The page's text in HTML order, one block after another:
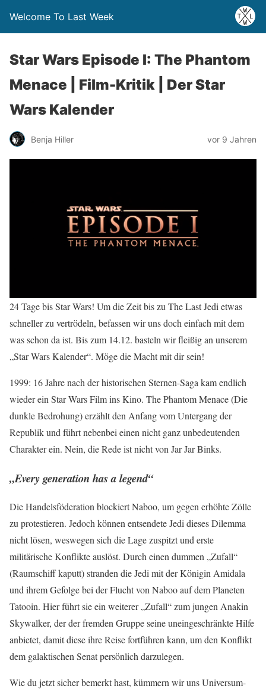
Welcome To Last Week
Star Wars Episode I: The Phantom
Menace | Film-Kritik | Der Star
Wars Kalender
Benja Hiller vor 9 Jahren
24 Tage bis Star Wars! Um die Zeit bis zu The Last Jedi etwas
schneller zu vertrödeln, befassen wir uns doch einfach mit dem
was schon da ist. Bis zum 14.12. basteln wir fleißig an unserem
„Star Wars Kalender“. Möge die Macht mit dir sein!
1999: 16 Jahre nach der historischen Sternen-Saga kam endlich
wieder ein Star Wars Film ins Kino. The Phantom Menace (Die
dunkle Bedrohung) erzählt den Anfang vom Untergang der
Republik und führt nebenbei einen nicht ganz unbedeutenden
Charakter ein. Nein, die Rede ist nicht von Jar Jar Binks.
„Every generation has a legend“
Die Handelsföderation blockiert Naboo, um gegen erhöhte Zölle
zu protestieren. Jedoch können entsendete Jedi dieses Dilemma
nicht lösen, weswegen sich die Lage zuspitzt und erste
militärische Konflikte auslöst. Durch einen dummen „Zufall“
(Raumschiff kaputt) stranden die Jedi mit der Königin Amidala
und ihrem Gefolge bei der Flucht von Naboo auf dem Planeten
Tatooin. Hier führt sie ein weiterer „Zufall“ zum jungen Anakin
Skywalker, der der fremden Gruppe seine uneingeschränkte Hilfe
anbietet, damit diese ihre Reise fortführen kann, um den Konflikt
dem galaktischen Senat persönlich darzulegen.
Wie du jetzt sicher bemerkt hast, kümmern wir uns Universum-